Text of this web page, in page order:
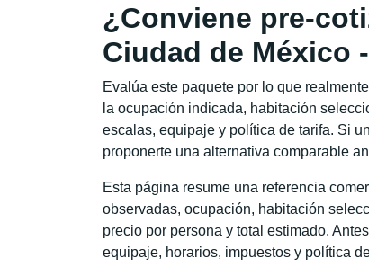
¿Conviene pre-
Ciudad de México
Evalúa este paquete por lo que
la ocupación indicada, habitación
escalas, equipaje y política de tarifa. Si
proponerte una alternativa comparable
Esta página resume una referencia
observadas, ocupación, habitación
precio por persona y total estimado.
equipaje, horarios, impuestos y política